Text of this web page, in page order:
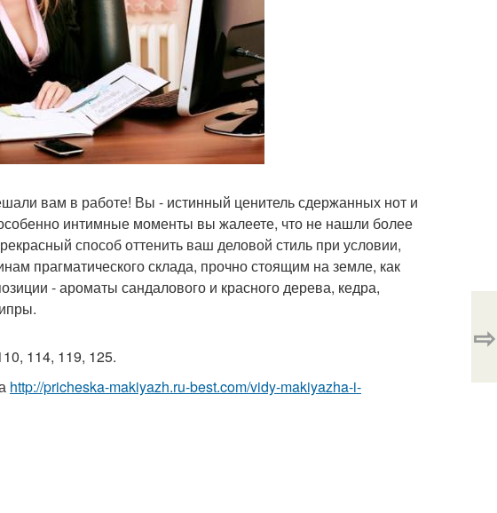
вам в работе! Вы - истинный ценитель сдержанных нот и
интимные моменты вы жалеете, что не нашли более
способ оттенить ваш деловой стиль при условии,
прагматического склада, прочно стоящим на земле, как
- ароматы сандалового и красного дерева, кедра,
114, 119, 125.
http://pricheska-makiyazh.ru-best.com/vidy-makiyazha-i-
⇨